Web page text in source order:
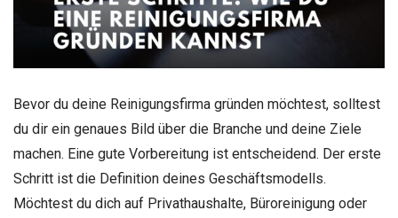
Bevor du deine Reinigungsfirma gründen möchtest, solltest
du dir ein genaues Bild über die Branche und deine Ziele
machen. Eine gute Vorbereitung ist entscheidend. Der erste
Schritt ist die Definition deines Geschäftsmodells.
Möchtest du dich auf Privathaushalte, Büroreinigung oder